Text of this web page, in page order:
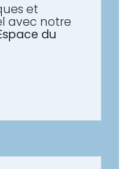
et
avec notre
du